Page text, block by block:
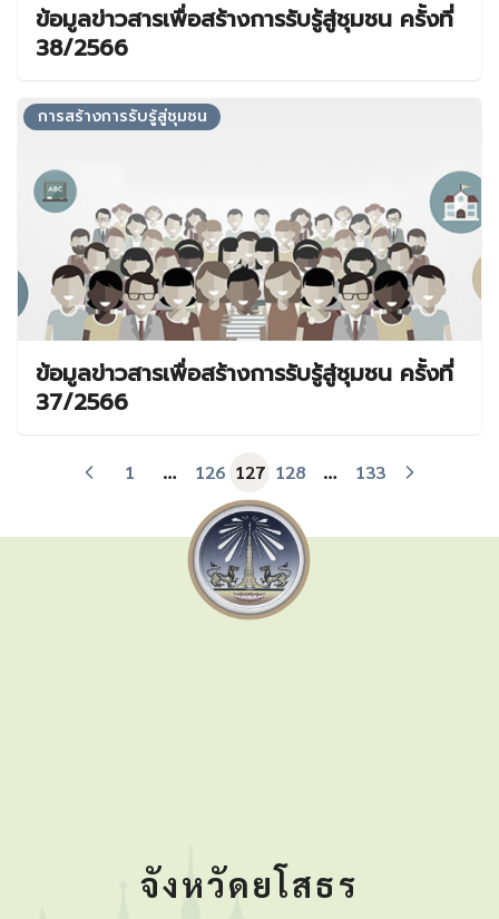
ข้อมูลข่าวสารเพื่อสร้างการรับรู้สู่ชุมชน ครั้งที่
38/2566
การสร้างการรับรู้สู่ชุมชน
ข้อมูลข่าวสารเพื่อสร้างการรับรู้สู่ชุมชน ครั้งที่
37/2566
1 … 126 127 128 … 133
จังหวัดยโสธร